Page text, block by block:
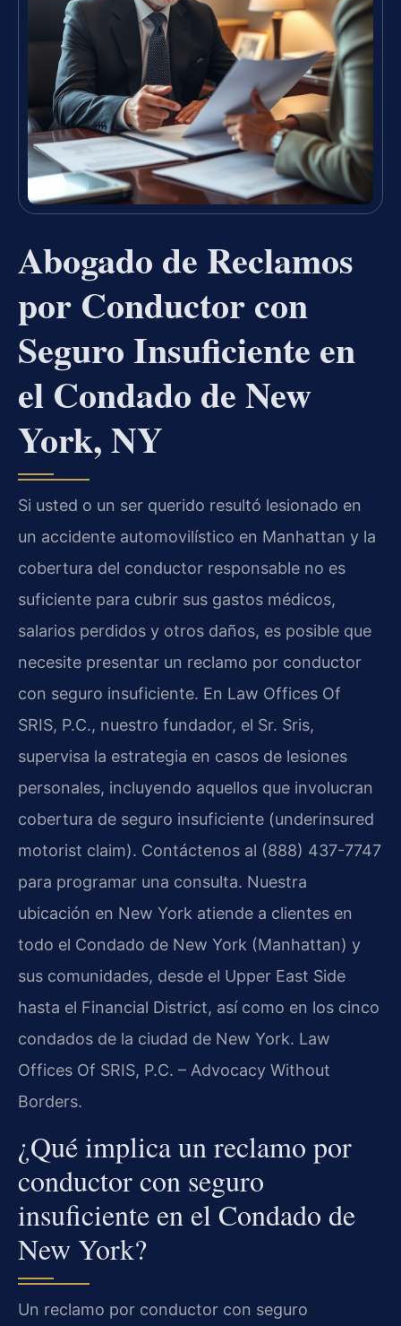
Abogado de Reclamos
por Conductor con
Seguro Insuficiente en
el Condado de New
York, NY
Si usted o un ser querido resultó lesionado en
un accidente automovilístico en Manhattan y la
cobertura del conductor responsable no es
suficiente para cubrir sus gastos médicos,
salarios perdidos y otros daños, es posible que
necesite presentar un reclamo por conductor
con seguro insuficiente. En Law Offices Of
SRIS, P.C., nuestro fundador, el Sr. Sris,
supervisa la estrategia en casos de lesiones
personales, incluyendo aquellos que involucran
cobertura de seguro insuficiente (underinsured
motorist claim). Contáctenos al (888) 437-7747
para programar una consulta. Nuestra
ubicación en New York atiende a clientes en
todo el Condado de New York (Manhattan) y
sus comunidades, desde el Upper East Side
hasta el Financial District, así como en los cinco
condados de la ciudad de New York. Law
Offices Of SRIS, P.C. – Advocacy Without
Borders.
¿Qué implica un reclamo por
conductor con seguro
insuficiente en el Condado de
New York?
Un reclamo por conductor con seguro